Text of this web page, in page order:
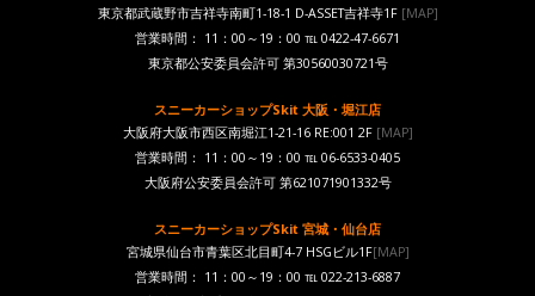
東京都武蔵野市吉祥寺南町1-18-1 D-ASSET吉祥寺1F [MAP]
営業時間： 11：00～19：00 ℡ 0422-47-6671
東京都公安委員会許可 第30560030721号
スニーカーショップSkit 大阪・堀江店
大阪府大阪市西区南堀江1-21-16 RE:001 2F[MAP]
営業時間： 11：00～19：00 ℡ 06-6533-0405
大阪府公安委員会許可 第621071901332号
スニーカーショップSkit 宮城・仙台店
宮城県仙台市青葉区北目町4-7 HSGビル1F[MAP]
営業時間： 11：00～19：00 ℡ 022-213-6887